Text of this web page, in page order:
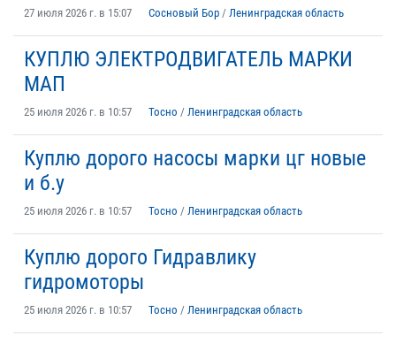
27 июля 2026 г. в 15:07 Сосновый Бор / Ленинградская область
КУПЛЮ ЭЛЕКТРОДВИГАТЕЛЬ МАРКИ
МАП
25 июля 2026 г. в 10:57 Тосно / Ленинградская область
Куплю дорого насосы марки цг новые
и б.у
25 июля 2026 г. в 10:57 Тосно / Ленинградская область
Куплю дорого Гидравлику
гидромоторы
25 июля 2026 г. в 10:57 Тосно / Ленинградская область